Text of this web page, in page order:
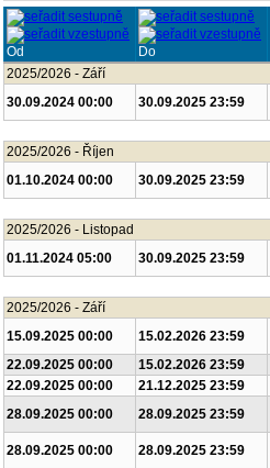
Od Do
2025/2026 - Září
30.09.2024 00:00
30.09.2025 23:59
2025/2026 - Říjen
01.10.2024 00:00
30.09.2025 23:59
2025/2026 - Listopad
01.11.2024 05:00
30.09.2025 23:59
2025/2026 - Září
15.09.2025 00:00
15.02.2026 23:59
22.09.2025 00:00
15.02.2026 23:59
22.09.2025 00:00
21.12.2025 23:59
28.09.2025 00:00
28.09.2025 23:59
28.09.2025 00:00
28.09.2025 23:59